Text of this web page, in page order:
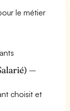
le métier
—
choisit et